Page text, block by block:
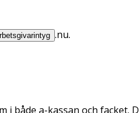
.nu.
i både a-kassan och